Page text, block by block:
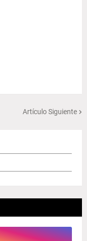
Artículo Siguiente